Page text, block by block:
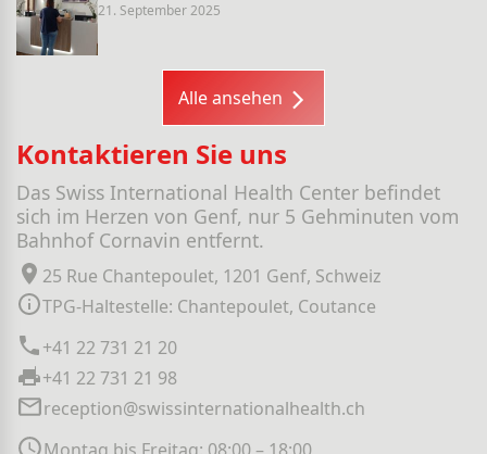
21. September 2025
Alle ansehen
Kontaktieren Sie uns
Das Swiss International Health Center befindet
sich im Herzen von Genf, nur 5 Gehminuten vom
Bahnhof Cornavin entfernt.
25 Rue Chantepoulet, 1201 Genf, Schweiz
TPG-Haltestelle: Chantepoulet, Coutance
+41 22 731 21 20
+41 22 731 21 98
reception@swissinternationalhealth.ch